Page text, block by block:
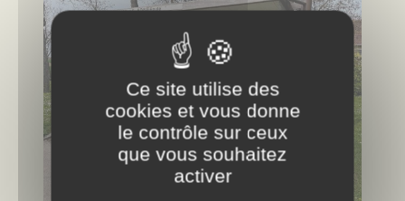
Ce site utilise des
cookies et vous donne
le contrôle sur ceux
que vous souhaitez
activer